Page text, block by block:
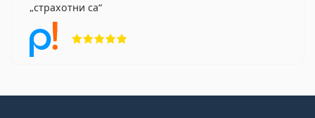
страхотни са